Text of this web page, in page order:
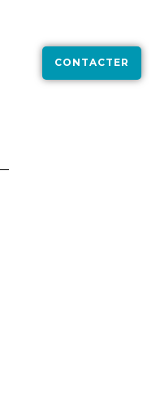
CONTACTER